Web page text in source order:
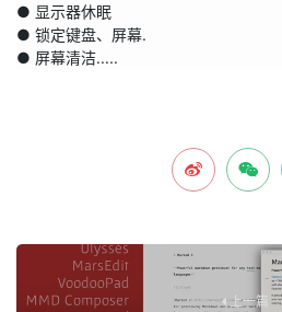
● 显示器休眠
● 锁定键盘、屏幕.
● 屏幕清洁.....
上一篇